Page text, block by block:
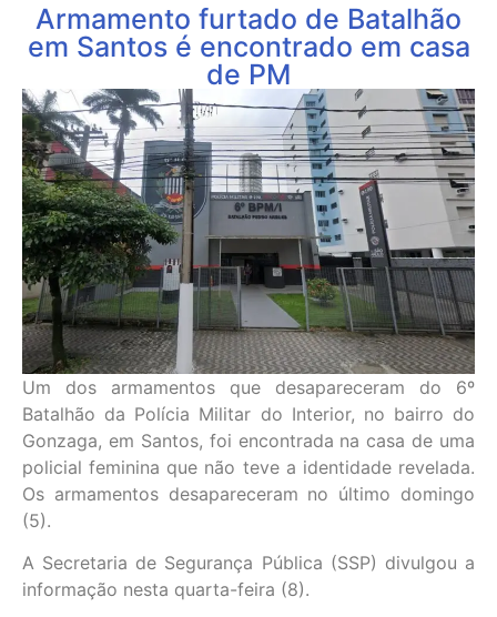
Armamento furtado de Batalhão
em Santos é encontrado em casa
de PM
Um dos armamentos que desapareceram do 6º
Batalhão da Polícia Militar do Interior, no bairro do
Gonzaga, em Santos, foi encontrada na casa de uma
policial feminina que não teve a identidade revelada.
Os armamentos desapareceram no último domingo
(5).
A Secretaria de Segurança Pública (SSP) divulgou a
informação nesta quarta-feira (8).